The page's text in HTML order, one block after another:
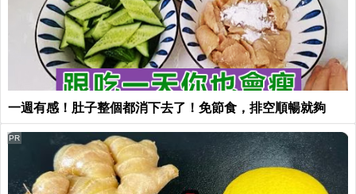
一週有感！肚子整個都消下去了！免節食，排空順暢就夠
PR